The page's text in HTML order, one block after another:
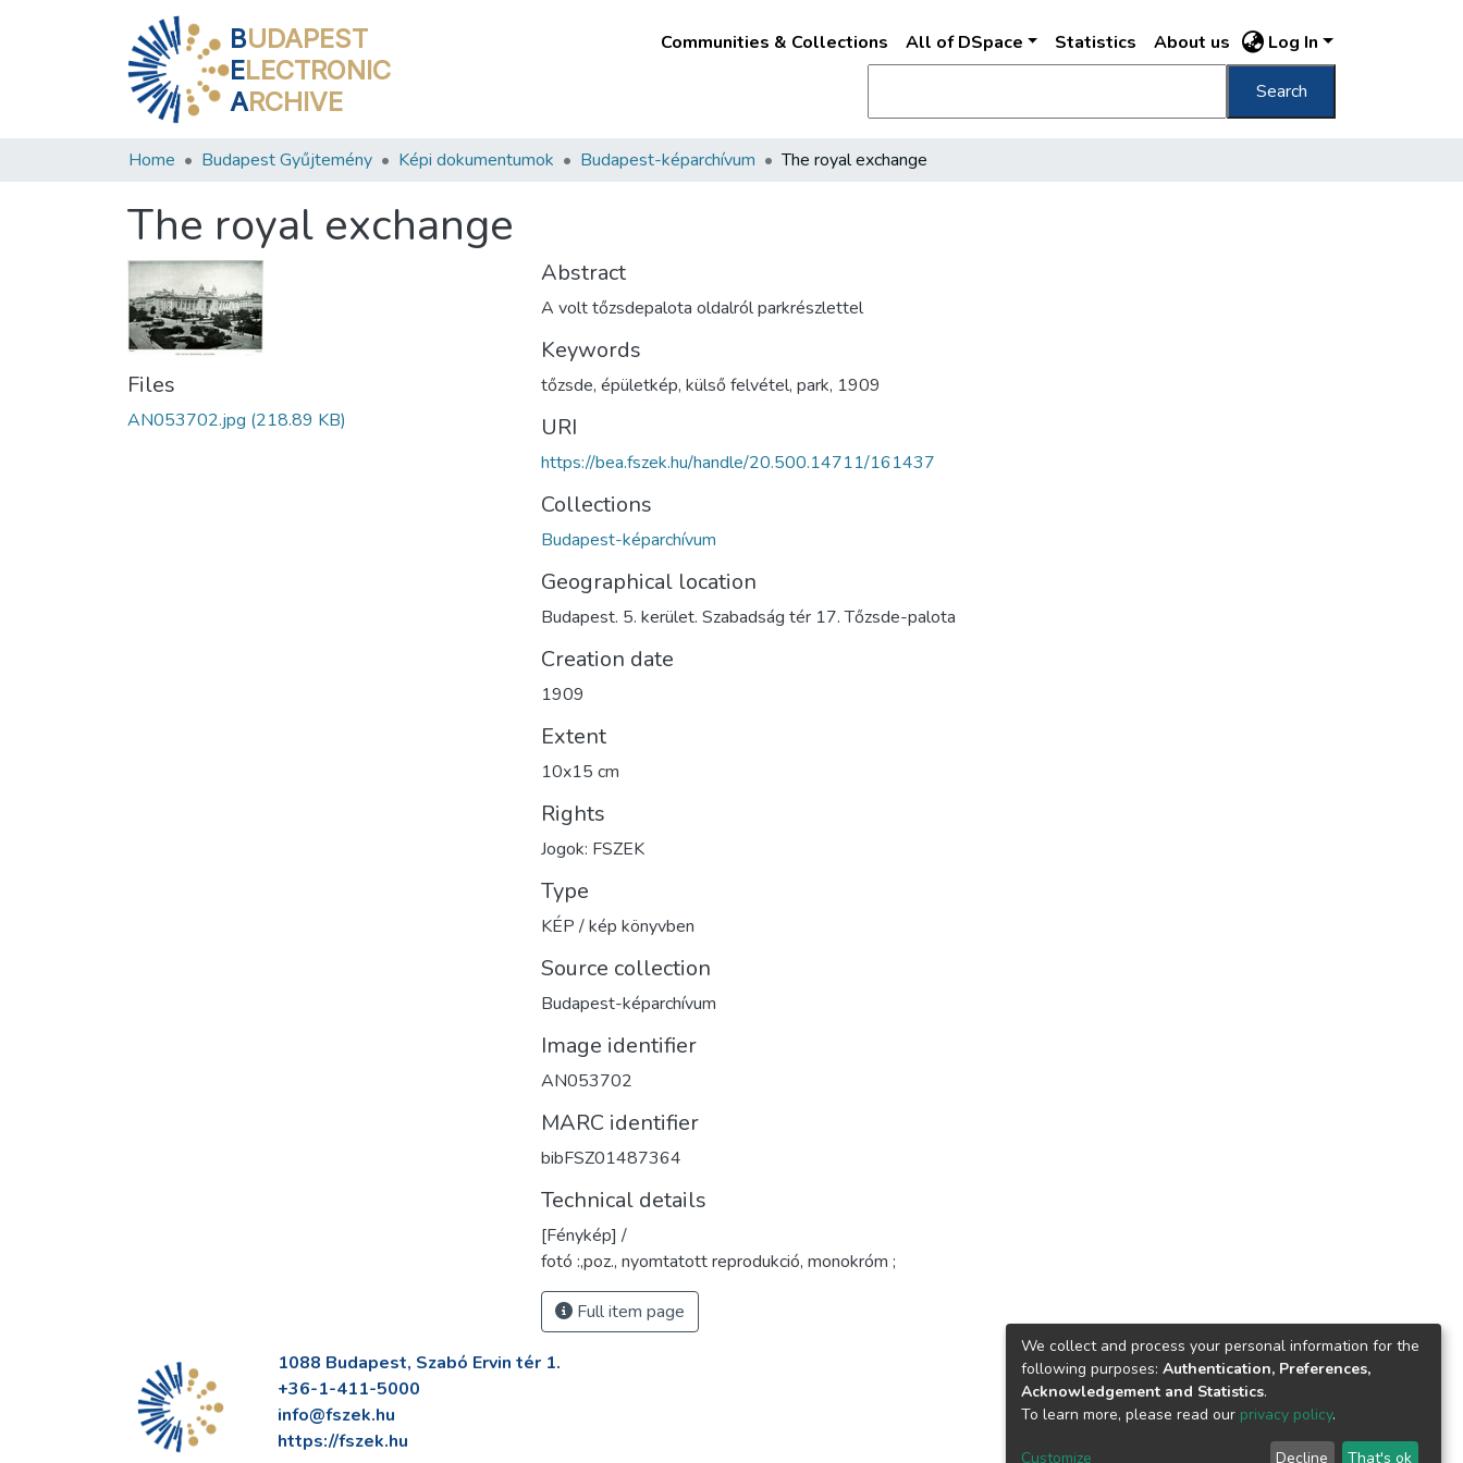
BUDAPEST
ELECTRONIC
ARCHIVE
Communities & Collections All of DSpace Statistics About us Log In
Search
Home Budapest Gyűjtemény Képi dokumentumok Budapest-képarchívum The royal exchange
The royal exchange
Files
AN053702.jpg (218.89 KB)
Abstract
A volt tőzsdepalota oldalról parkrészlettel
Keywords
tőzsde, épületkép, külső felvétel, park, 1909
URI
https://bea.fszek.hu/handle/20.500.14711/161437
Collections
Budapest-képarchívum
Geographical location
Budapest. 5. kerület. Szabadság tér 17. Tőzsde-palota
Creation date
1909
Extent
10x15 cm
Rights
Jogok: FSZEK
Type
KÉP / kép könyvben
Source collection
Budapest-képarchívum
Image identifier
AN053702
MARC identifier
bibFSZ01487364
Technical details
[Fénykép] /
fotó :,poz., nyomtatott reprodukció, monokróm ;
Full item page
1088 Budapest, Szabó Ervin tér 1.
+36-1-411-5000
info@fszek.hu
https://fszek.hu
We collect and process your personal information for the
following purposes: Authentication, Preferences,
Acknowledgement and Statistics.
To learn more, please read our privacy policy.
Customize Decline That's ok